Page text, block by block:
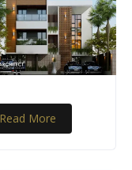
Read More